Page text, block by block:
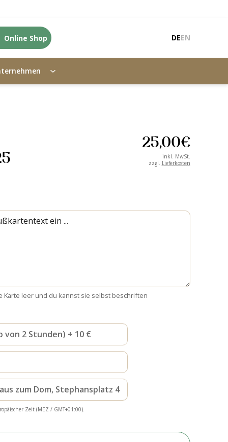
Online Shop DEEN
25,00€
inkl. MwSt.
zzgl. Lieferkosten
Karte leer und du kannst sie selbst beschriften
2 Stunden) + 10 €
zum Dom, Stephansplatz 4
Zeit (MEZ / GMT+01:00).